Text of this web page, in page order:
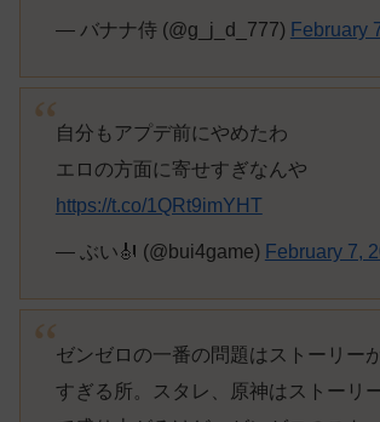
— バナナ侍 (@g_j_d_777) February
自分もアプデ前にやめたわ
エロの方面に寄せすぎなんや
https://t.co/1QRt9imYHT
— ぶい🎻 (@bui4game) February 7,
ゼンゼロの一番の問題はストーリー
すぎる所。スタレ、原神はストーリ